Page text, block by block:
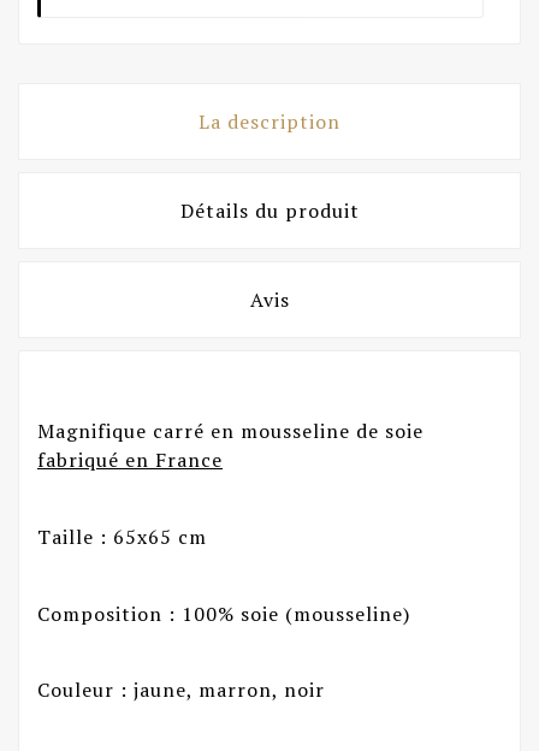
La description
Détails du produit
Avis
Magnifique carré en mousseline de soie
fabriqué en France
Taille : 65x65 cm
Composition : 100% soie (mousseline)
Couleur : jaune, marron, noir